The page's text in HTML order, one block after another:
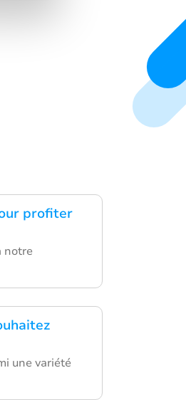
profiter
notre
une variété